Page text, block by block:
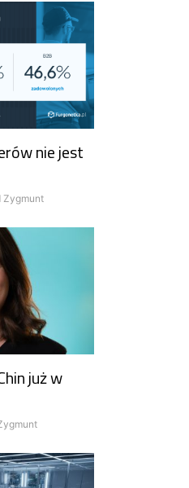
nie jest
Zygmunt
już w